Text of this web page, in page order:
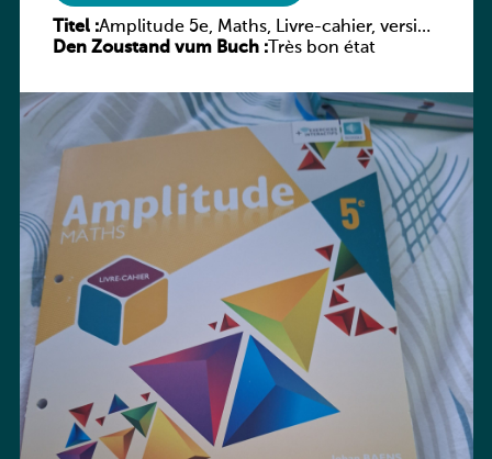
Titel :Amplitude 5e, Maths, Livre-cahier, version
luxembourgeoise
Den Zoustand vum Buch :Très bon état